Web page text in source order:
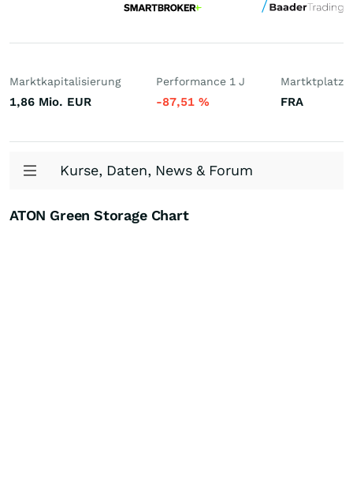
Marktkapitalisierung
1,86 Mio. EUR
Performance 1 J
-87,51 %
Martktplatz
FRA
Kurse, Daten, News & Forum
ATON Green Storage Chart